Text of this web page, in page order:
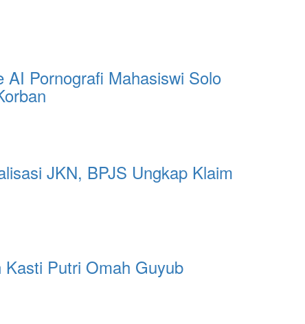
Pornografi Mahasiswi Solo
JKN, BPJS Ungkap Klaim
Putri Omah Guyub